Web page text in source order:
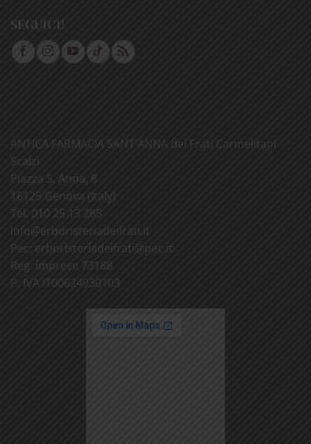
SEGUICI!
ANTICA FARMACIA SANT'ANNA dei Frati Carmelitani
Scalzi
Piazza S. Anna, 8
16125 Genova (Italy)
Tel. 010 25 13 285
info@erboristeriadeifrati.it
Pec: erboristeriadeifrati@pec.it
Reg. imprese 73188
P. IVA IT00624930103